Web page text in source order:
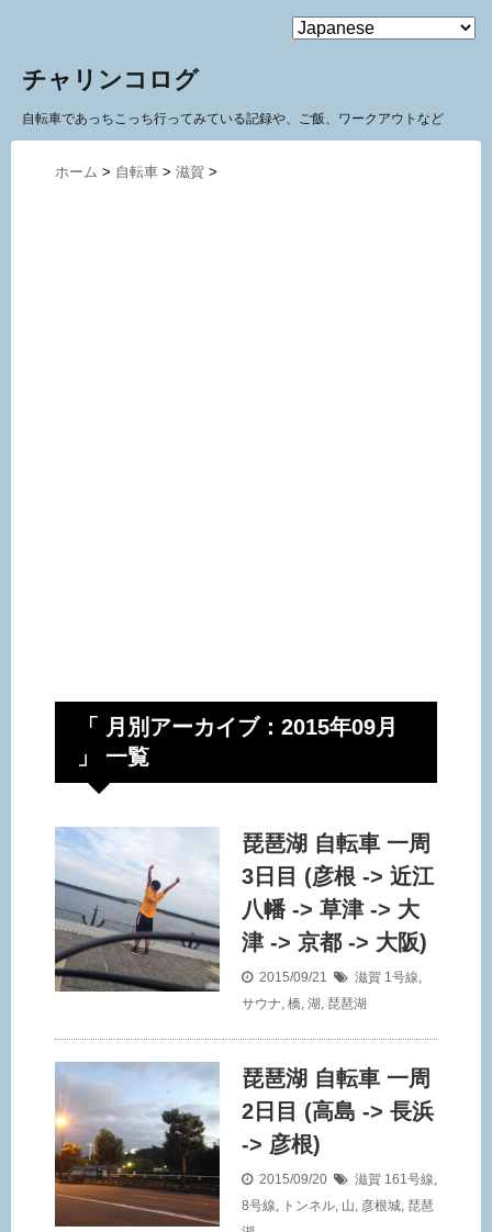
MENU
チャリンコログ
自転車であっちこっち行ってみている記録や、ご飯、ワークアウトなど
ホーム > 自転車 > 滋賀 >
「 月別アーカイブ：2015年09月
」 一覧
琵琶湖 自転車 一周
3日目 (彦根 -> 近江
八幡 -> 草津 -> 大
津 -> 京都 -> 大阪)
2015/09/21 滋賀 1号線,
サウナ, 橋, 湖, 琵琶湖
琵琶湖 自転車 一周
2日目 (高島 -> 長浜
-> 彦根)
2015/09/20 滋賀 161号線,
8号線, トンネル, 山, 彦根城, 琵琶